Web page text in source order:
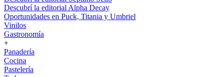
Descubrí la editorial Alpha Decay
Oportunidades en Puck, Titania y Umbriel
Vinilos
Gastronomía
+
Panadería
Cocina
Pastelería